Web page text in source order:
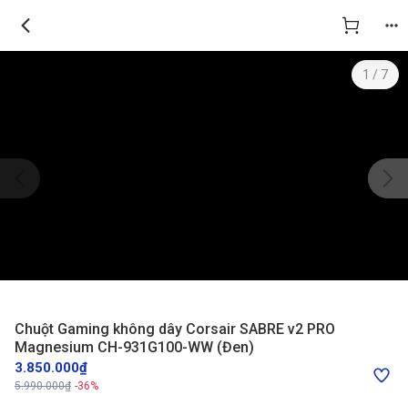
1 / 7
Chuột Gaming không dây Corsair SABRE v2 PRO
Magnesium CH-931G100-WW (Đen)
3.850.000₫
5.990.000₫ -36%